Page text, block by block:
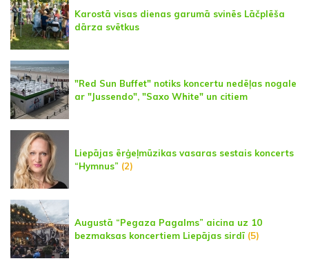
Karostā visas dienas garumā svinēs Lāčplēša
dārza svētkus
"Red Sun Buffet" notiks koncertu nedēļas nogale
ar "Jussendo", "Saxo White" un citiem
Liepājas ērģeļmūzikas vasaras sestais koncerts
“Hymnus” (2)
Augustā “Pegaza Pagalms” aicina uz 10
bezmaksas koncertiem Liepājas sirdī (5)